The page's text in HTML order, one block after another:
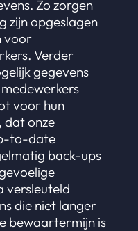
Zo zorgen
zijn opgeslagen
voor
Verder
gegevens
voor hun
dat onze
to-date
back-ups
versleuteld
die niet langer
bewaartermijn is